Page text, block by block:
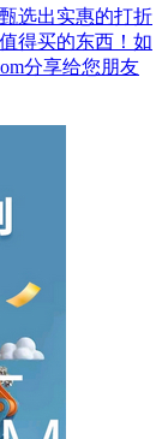
选出实惠的打折
得买的东西！如
分享给您朋友